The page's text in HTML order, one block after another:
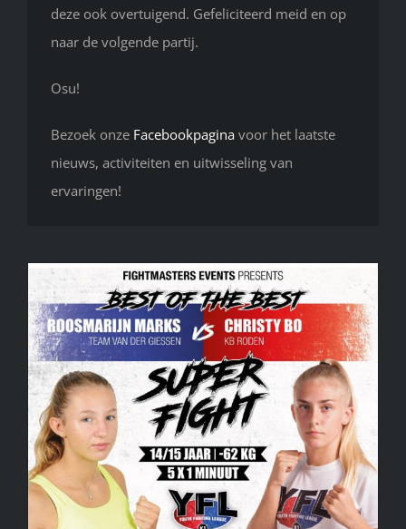
deze ook overtuigend. Gefeliciteerd meid en op
naar de volgende partij.
Osu!
Bezoek onze Facebookpagina voor het laatste
nieuws, activiteiten en uitwisseling van
ervaringen!